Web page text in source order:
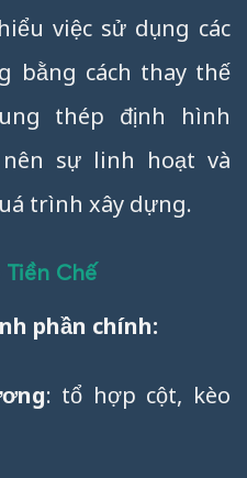
việc sử dụng các
bằng cách thay thế
thép định hình
sự linh hoạt và
trình xây dựng.
Tiền Chế
phần chính:
: tổ hợp cột, kèo